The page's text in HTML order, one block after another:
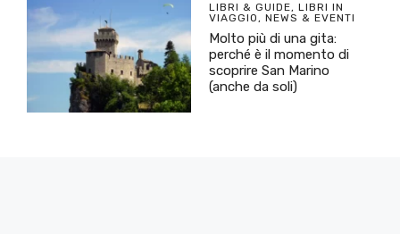
LIBRI & GUIDE, LIBRI IN
VIAGGIO, NEWS & EVENTI
Molto più di una gita:
perché è il momento di
scoprire San Marino
(anche da soli)